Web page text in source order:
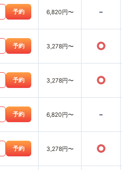
予約 6,820円〜 -
予約 3,278円〜 ○
予約 3,278円〜 ○
予約 6,820円〜 -
予約 3,278円〜 ○